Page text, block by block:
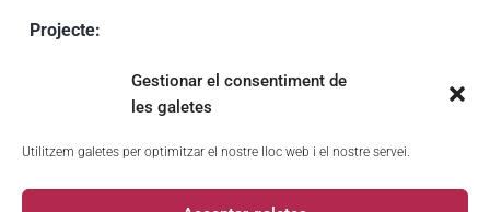
Gestionar el consentiment de
les galetes
Utilitzem galetes per optimitzar el nostre lloc web i el nostre servei.
Projecte:
PID2020-113980GA-I00 (MCIN/AEIUE)